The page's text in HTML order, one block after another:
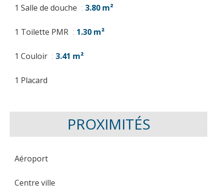
1 Salle de douche 3.80 m²
1 Toilette PMR 1.30 m²
1 Couloir 3.41 m²
1 Placard
PROXIMITÉS
Aéroport
Centre ville